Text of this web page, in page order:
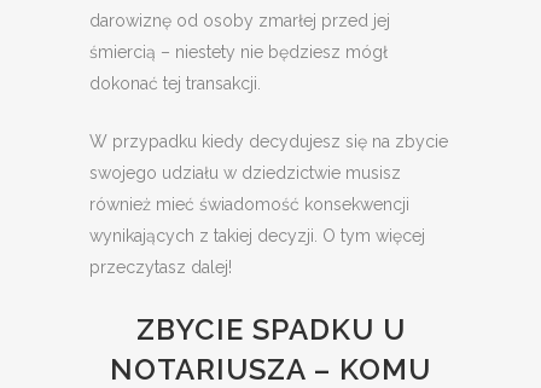
darowiznę od osoby zmarłej przed jej
śmiercią – niestety nie będziesz mógł
dokonać tej transakcji.
W przypadku kiedy decydujesz się na zbycie
swojego udziału w dziedzictwie musisz
również mieć świadomość konsekwencji
wynikających z takiej decyzji. O tym więcej
przeczytasz dalej!
ZBYCIE SPADKU U
NOTARIUSZA – KOMU